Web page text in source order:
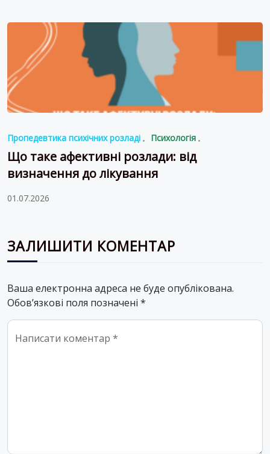
Пропедевтика психічних розладі Психологія
Що таке афективні розлади: від
визначення до лікування
01.07.2026
ЗАЛИШИТИ КОМЕНТАР
Ваша електронна адреса не буде опублікована.
Обов’язкові поля позначені *
Comment